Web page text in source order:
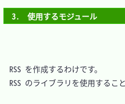
3.　使用するモジュール
RSS を作成するわけです。
RSS のライブラリを使用するこ